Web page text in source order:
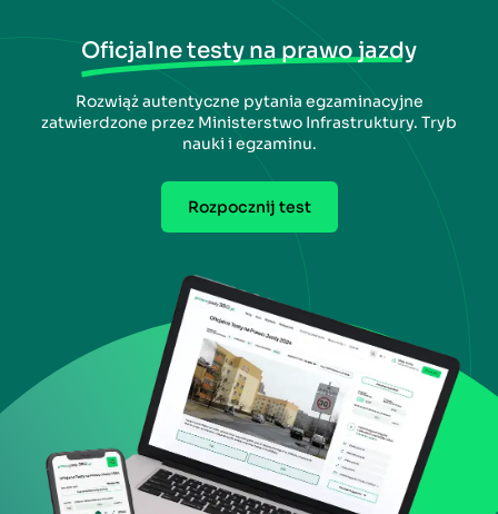
Oficjalne testy na prawo jazdy
Rozwiąż autentyczne pytania egzaminacyjne
zatwierdzone przez Ministerstwo Infrastruktury. Tryb
nauki i egzaminu.
Rozpocznij test